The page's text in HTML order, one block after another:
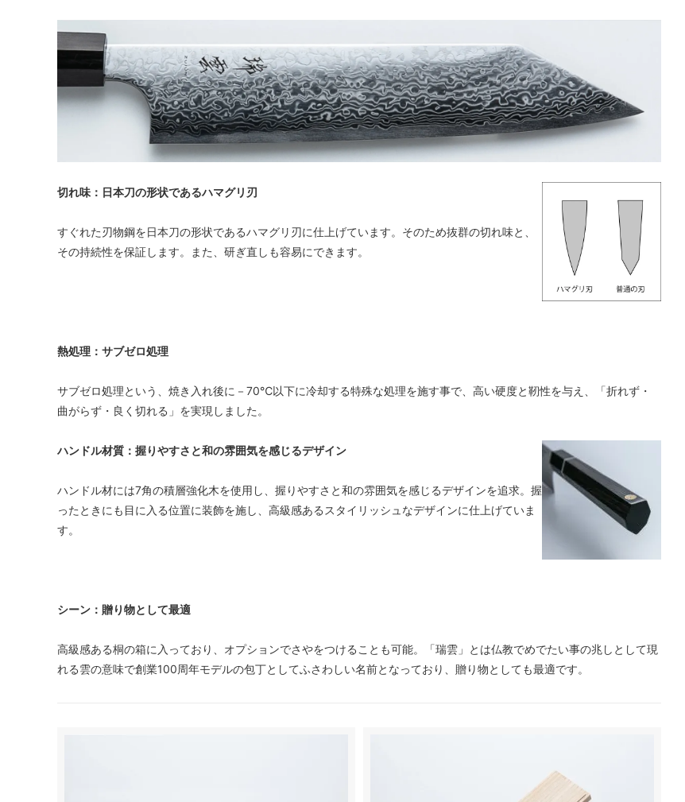
切れ味：日本刀の形状であるハマグリ刃
すぐれた刃物鋼を日本刀の形状であるハマグリ刃に仕上げています。そのため抜群の切れ味と、
その持続性を保証します。また、研ぎ直しも容易にできます。
熱処理：サブゼロ処理
サブゼロ処理という、焼き入れ後に－70℃以下に冷却する特殊な処理を施す事で、高い硬度と靭性を与え、「折れず・
曲がらず・良く切れる」を実現しました。
ハンドル材質：握りやすさと和の雰囲気を感じるデザイン
ハンドル材には7角の積層強化木を使用し、握りやすさと和の雰囲気を感じるデザインを追求。握
ったときにも目に入る位置に装飾を施し、高級感あるスタイリッシュなデザインに仕上げていま
す。
シーン：贈り物として最適
高級感ある桐の箱に入っており、オプションでさやをつけることも可能。「瑞雲」とは仏教でめでたい事の兆しとして現
れる雲の意味で創業100周年モデルの包丁としてふさわしい名前となっており、贈り物としても最適です。